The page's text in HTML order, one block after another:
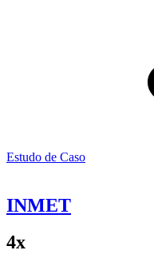
Estudo de Caso
INMET
4x